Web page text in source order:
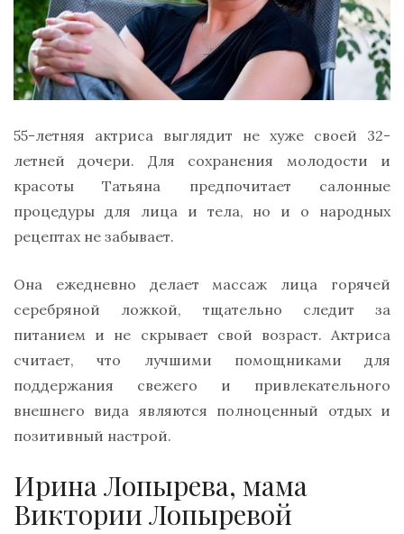
55-летняя актриса выглядит не хуже своей 32-
летней дочери. Для сохранения молодости и
красоты Татьяна предпочитает салонные
процедуры для лица и тела, но и о народных
рецептах не забывает.
Она ежедневно делает массаж лица горячей
серебряной ложкой, тщательно следит за
питанием и не скрывает свой возраст. Актриса
считает, что лучшими помощниками для
поддержания свежего и привлекательного
внешнего вида являются полноценный отдых и
позитивный настрой.
Ирина Лопырева, мама
Виктории Лопыревой